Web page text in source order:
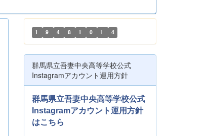
1 9 4 8 1 0 1 4
群馬県立吾妻中央高等学校公式
Instagramアカウント運用方針
群馬県立吾妻中央高等学校公式
Instagramアカウント運用方針
はこちら